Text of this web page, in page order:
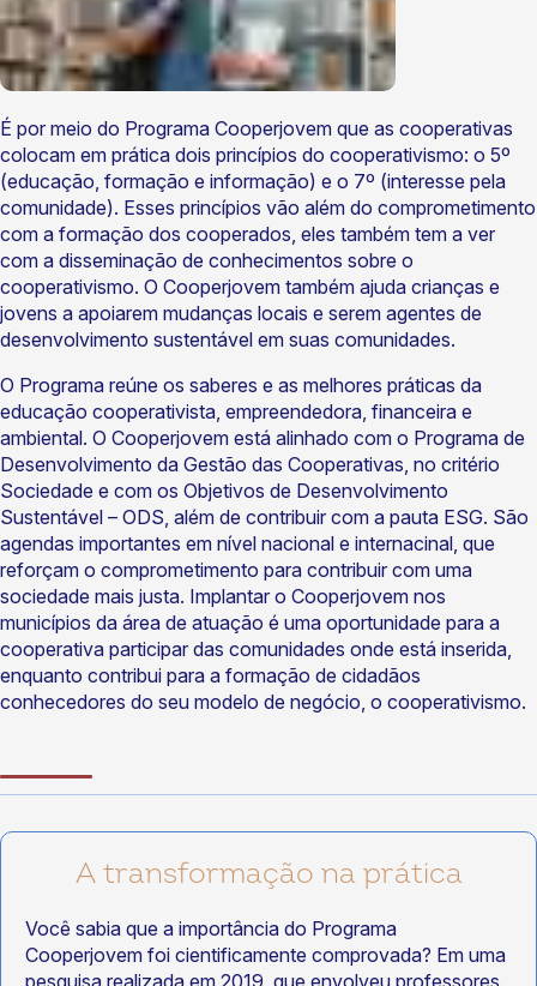
É por meio do Programa Cooperjovem que as cooperativas
colocam em prática dois princípios do cooperativismo: o 5º
(educação, formação e informação) e o 7º (interesse pela
comunidade). Esses princípios vão além do comprometimento
com a formação dos cooperados, eles também tem a ver
com a disseminação de conhecimentos sobre o
cooperativismo. O Cooperjovem também ajuda crianças e
jovens a apoiarem mudanças locais e serem agentes de
desenvolvimento sustentável em suas comunidades.
O Programa reúne os saberes e as melhores práticas da
educação cooperativista, empreendedora, financeira e
ambiental. O Cooperjovem está alinhado com o Programa de
Desenvolvimento da Gestão das Cooperativas, no critério
Sociedade e com os Objetivos de Desenvolvimento
Sustentável – ODS, além de contribuir com a pauta ESG. São
agendas importantes em nível nacional e internacinal, que
reforçam o comprometimento para contribuir com uma
sociedade mais justa. Implantar o Cooperjovem nos
municípios da área de atuação é uma oportunidade para a
cooperativa participar das comunidades onde está inserida,
enquanto contribui para a formação de cidadãos
conhecedores do seu modelo de negócio, o cooperativismo.
A transformação na prática
Você sabia que a importância do Programa
Cooperjovem foi cientificamente comprovada? Em uma
pesquisa realizada em 2019, que envolveu professores,